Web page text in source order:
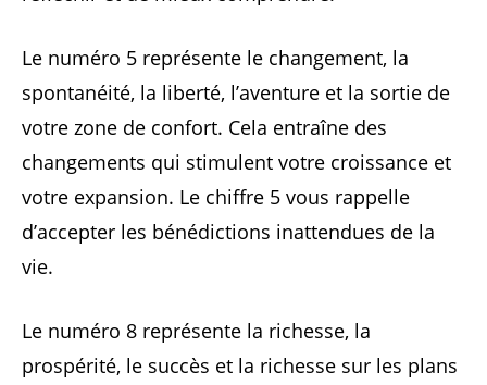
Le numéro 5 représente le changement, la
spontanéité, la liberté, l’aventure et la sortie de
votre zone de confort. Cela entraîne des
changements qui stimulent votre croissance et
votre expansion. Le chiffre 5 vous rappelle
d’accepter les bénédictions inattendues de la
vie.
Le numéro 8 représente la richesse, la
prospérité, le succès et la richesse sur les plans